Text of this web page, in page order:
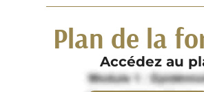
Plan de la
Accédez au